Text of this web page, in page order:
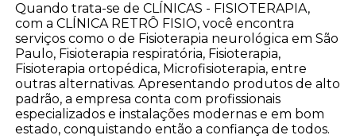
Quando trata-se de CLÍNICAS - FISIOTERAPIA,
com a CLÍNICA RETRÔ FISIO, você encontra
serviços como o de Fisioterapia neurológica em São
Paulo, Fisioterapia respiratória, Fisioterapia,
Fisioterapia ortopédica, Microfisioterapia, entre
outras alternativas. Apresentando produtos de alto
padrão, a empresa conta com profissionais
especializados e instalações modernas e em bom
estado, conquistando então a confiança de todos.